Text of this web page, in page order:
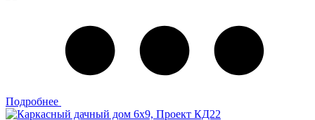
Подробнее